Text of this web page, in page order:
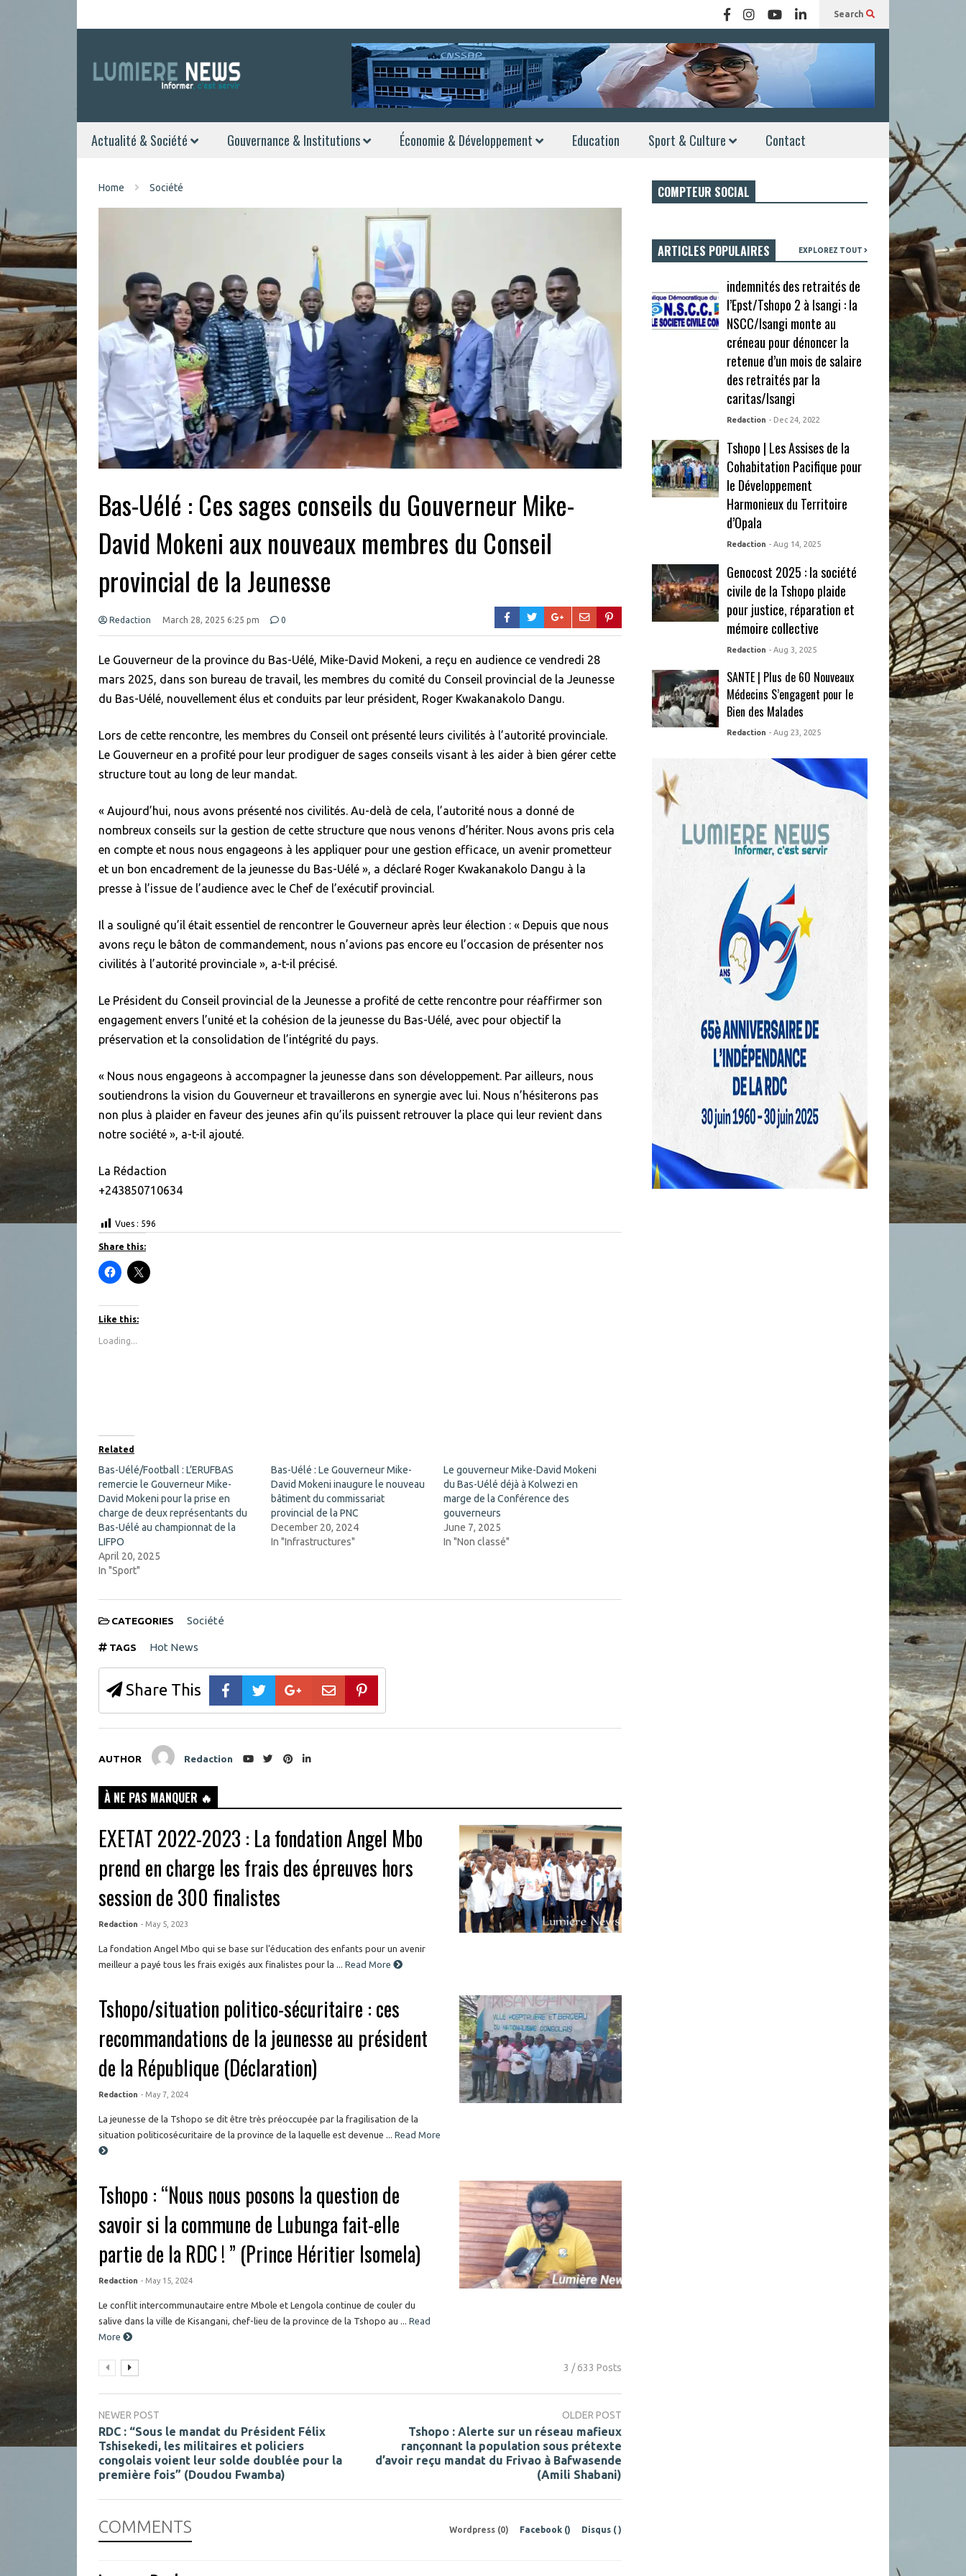
Search
Actualité & Société Gouvernance & Institutions Économie & Développement Education Sport & Culture Contact
Home Société
Bas-Uélé : Ces sages conseils du Gouverneur Mike-
David Mokeni aux nouveaux membres du Conseil
provincial de la Jeunesse
Redaction March 28, 2025 6:25 pm 0
Le Gouverneur de la province du Bas-Uélé, Mike-David Mokeni, a reçu en audience ce vendredi 28
mars 2025, dans son bureau de travail, les membres du comité du Conseil provincial de la Jeunesse
du Bas-Uélé, nouvellement élus et conduits par leur président, Roger Kwakanakolo Dangu.
Lors de cette rencontre, les membres du Conseil ont présenté leurs civilités à l’autorité provinciale.
Le Gouverneur en a profité pour leur prodiguer de sages conseils visant à les aider à bien gérer cette
structure tout au long de leur mandat.
« Aujourd’hui, nous avons présenté nos civilités. Au-delà de cela, l’autorité nous a donné de
nombreux conseils sur la gestion de cette structure que nous venons d’hériter. Nous avons pris cela
en compte et nous nous engageons à les appliquer pour une gestion efficace, un avenir prometteur
et un bon encadrement de la jeunesse du Bas-Uélé », a déclaré Roger Kwakanakolo Dangu à la
presse à l’issue de l’audience avec le Chef de l’exécutif provincial.
Il a souligné qu’il était essentiel de rencontrer le Gouverneur après leur élection : « Depuis que nous
avons reçu le bâton de commandement, nous n’avions pas encore eu l’occasion de présenter nos
civilités à l’autorité provinciale », a-t-il précisé.
Le Président du Conseil provincial de la Jeunesse a profité de cette rencontre pour réaffirmer son
engagement envers l’unité et la cohésion de la jeunesse du Bas-Uélé, avec pour objectif la
préservation et la consolidation de l’intégrité du pays.
« Nous nous engageons à accompagner la jeunesse dans son développement. Par ailleurs, nous
soutiendrons la vision du Gouverneur et travaillerons en synergie avec lui. Nous n’hésiterons pas
non plus à plaider en faveur des jeunes afin qu’ils puissent retrouver la place qui leur revient dans
notre société », a-t-il ajouté.
La Rédaction
+243850710634
Vues : 596
Share this:
C
l
k
o
s
h
b
o
o
k
(
O
p
e
n
s
i
n
n
e
w
w
n
o
w
C
l
i
n
n
e
w
w
i
n
o
w
Like this:
Loading...
Related
Bas-Uélé/Football : L’ERUFBAS
remercie le Gouverneur Mike-
David Mokeni pour la prise en
charge de deux représentants du
Bas-Uélé au championnat de la
LIFPO
April 20, 2025
In "Sport"
Bas-Uélé : Le Gouverneur Mike-
David Mokeni inaugure le nouveau
bâtiment du commissariat
provincial de la PNC
December 20, 2024
In "Infrastructures"
Le gouverneur Mike-David Mokeni
du Bas-Uélé déjà à Kolwezi en
marge de la Conférence des
gouverneurs
June 7, 2025
In "Non classé"
CATEGORIES Société
TAGS Hot News
Share This
AUTHOR Redaction
À NE PAS MANQUER 🔥
EXETAT 2022-2023 : La fondation Angel Mbo
prend en charge les frais des épreuves hors
session de 300 finalistes
Redaction - May 5, 2023
La fondation Angel Mbo qui se base sur l'éducation des enfants pour un avenir
meilleur a payé tous les frais exigés aux finalistes pour la ... Read More
Tshopo/situation politico-sécuritaire : ces
recommandations de la jeunesse au président
de la République (Déclaration)
Redaction - May 7, 2024
La jeunesse de la Tshopo se dit être très préoccupée par la fragilisation de la
situation politicosécuritaire de la province de la laquelle est devenue ... Read More
Tshopo : “Nous nous posons la question de
savoir si la commune de Lubunga fait-elle
partie de la RDC ! ” (Prince Héritier Isomela)
Redaction - May 15, 2024
Le conflit intercommunautaire entre Mbole et Lengola continue de couler du
salive dans la ville de Kisangani, chef-lieu de la province de la Tshopo au ...
Read
More
3 / 633 Posts
NEWER POST
RDC : “Sous le mandat du Président Félix
Tshisekedi, les militaires et policiers
congolais voient leur solde doublée pour la
première fois” (Doudou Fwamba)
OLDER POST
Tshopo : Alerte sur un réseau mafieux
rançonnant la population sous prétexte
d’avoir reçu mandat du Frivao à Bafwasende
(Amili Shabani)
COMMENTS Wordpress (0) Facebook () Disqus ( )
COMPTEUR SOCIAL
ARTICLES POPULAIRES EXPLOREZ TOUT
indemnités des retraités de
l’Epst/Tshopo 2 à Isangi : la
NSCC/Isangi monte au
créneau pour dénoncer la
retenue d’un mois de salaire
des retraités par la
caritas/Isangi
Redaction - Dec 24, 2022
Tshopo | Les Assises de la
Cohabitation Pacifique pour
le Développement
Harmonieux du Territoire
d’Opala
Redaction - Aug 14, 2025
Genocost 2025 : la société
civile de la Tshopo plaide
pour justice, réparation et
mémoire collective
Redaction - Aug 3, 2025
SANTE | Plus de 60 Nouveaux
Médecins S’engagent pour le
Bien des Malades
Redaction - Aug 23, 2025